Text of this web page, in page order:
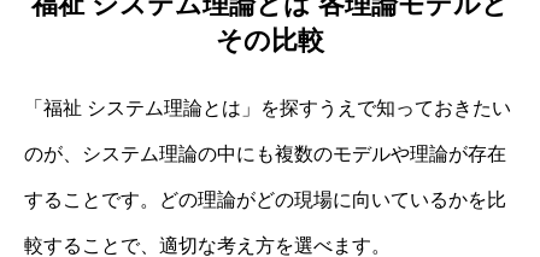
その比較
「福祉 システム理論とは」を探すうえで知っておきたい
のが、システム理論の中にも複数のモデルや理論が存在
することです。どの理論がどの現場に向いているかを比
較することで、適切な考え方を選べます。